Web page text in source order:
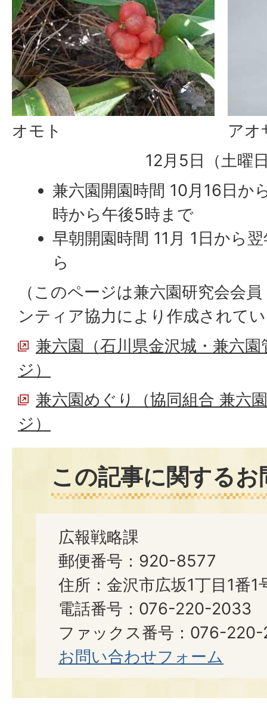
オモト
アオ
12月5日（土曜
兼六園開園時間 10月16日か
時から午後5時まで
早朝開園時間 11月 1日から
ら
（このページは兼六園研究会会
ンティア協力により作成されて
兼六園（石川県金沢城・兼六
ジ）
兼六園めぐり（協同組合 兼六
ジ）
この記事に関する
広報戦略課
郵便番号：920-8577
住所：金沢市広坂1丁目1番1
電話番号：076-220-2033
ファックス番号：076-
お問い合わせフォーム